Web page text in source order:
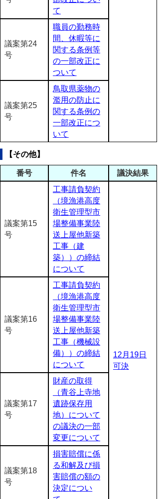
て
議案第24
号
職員の勤務時
間、休暇等に
関する条例等
の一部改正に
ついて
議案第25
号
鳥取県薬物の
濫用の防止に
関する条例の
一部改正につ
いて
【その他】
番号 件名 議決結果
議案第15
号
工事請負契約
（境漁港高度
衛生管理型市
場整備事業陸
送上屋他新築
工事（建
築））の締結
について
12月19日
可決
議案第16
号
工事請負契約
（境漁港高度
衛生管理型市
場整備事業陸
送上屋他新築
工事（機械設
備））の締結
について
議案第17
号
財産の取得
（青谷上寺地
遺跡保存用
地）について
の議決の一部
変更について
議案第18
号
損害賠償に係
る和解及び損
害賠償の額の
決定につい